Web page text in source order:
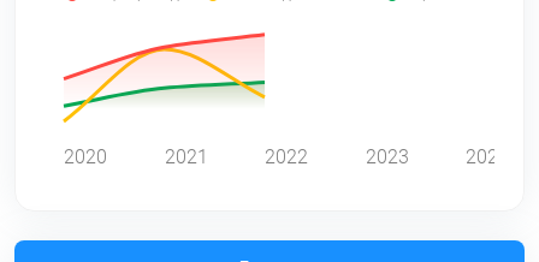
2020 2021 2022 2023 2024